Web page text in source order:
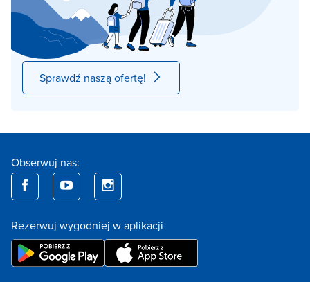
Sprawdź naszą ofertę!
Obserwuj nas:
Rezerwuj wygodniej w aplikacji